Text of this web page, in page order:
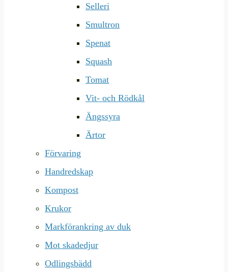
Selleri
Smultron
Spenat
Squash
Tomat
Vit- och Rödkål
Ängssyra
Ärtor
Förvaring
Handredskap
Kompost
Krukor
Markförankring av duk
Mot skadedjur
Odlingsbädd